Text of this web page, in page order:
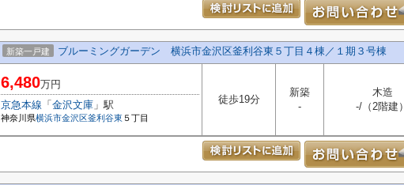
新築一戸建 ブルーミングガーデン 横浜市金沢区釜利谷東５丁目４棟／１期３号棟
6,480万円
京急本線 「 金沢文庫 」駅
神奈川県横浜市金沢区釜利谷東 ５丁目
徒歩19分
新築
-
木造
-/（2階建）